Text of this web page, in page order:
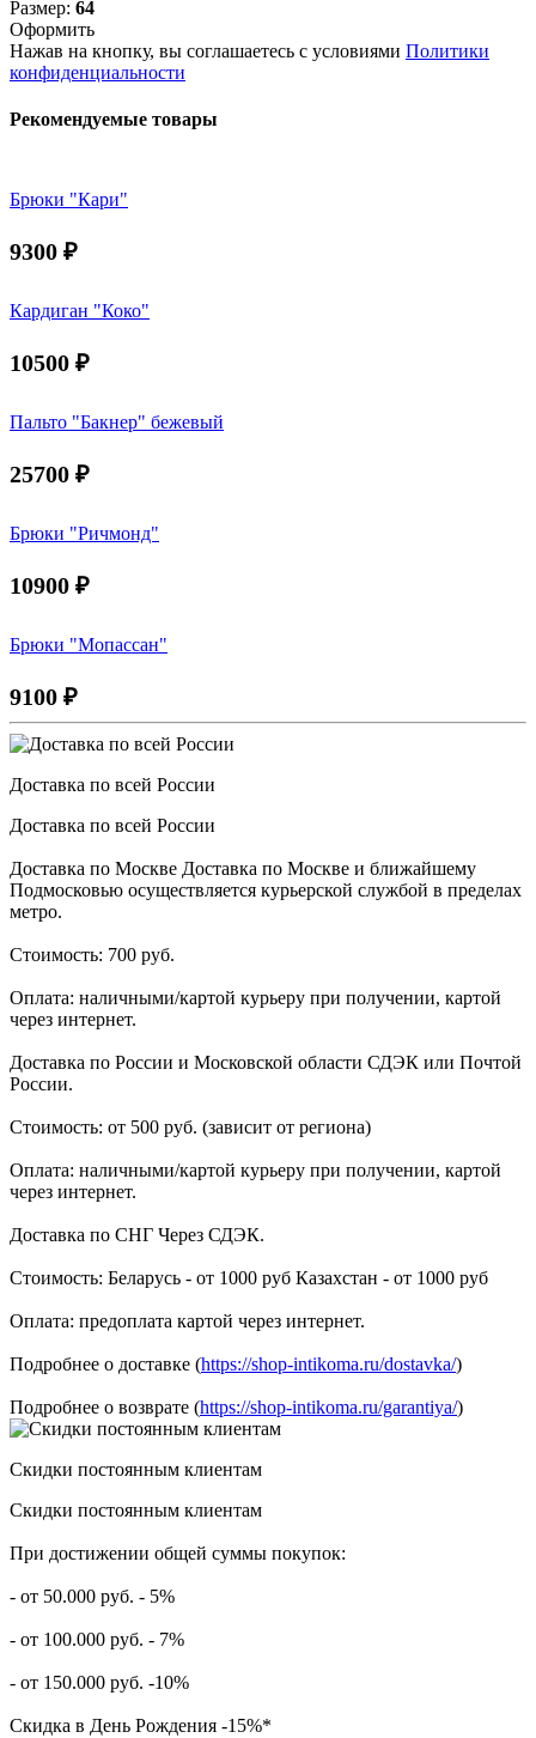
Размер: 64
Оформить
Нажав на кнопку, вы соглашаетесь с условиями Политики
конфиденциальности
Рекомендуемые товары
Брюки "Кари"
9300 ₽
Кардиган "Коко"
10500 ₽
Пальто "Бакнер" бежевый
25700 ₽
Брюки "Ричмонд"
10900 ₽
Брюки "Мопассан"
9100 ₽
Доставка по всей России
Доставка по всей России
Доставка по Москве Доставка по Москве и ближайшему
Подмосковью осуществляется курьерской службой в пределах
метро.
Стоимость: 700 руб.
Оплата: наличными/картой курьеру при получении, картой
через интернет.
Доставка по России и Московской области СДЭК или Почтой
России.
Стоимость: от 500 руб. (зависит от региона)
Оплата: наличными/картой курьеру при получении, картой
через интернет.
Доставка по СНГ Через СДЭК.
Стоимость: Беларусь - от 1000 руб Казахстан - от 1000 руб
Оплата: предоплата картой через интернет.
Подробнее о доставке (https://shop-intikoma.ru/dostavka/)
Подробнее о возврате (https://shop-intikoma.ru/garantiya/)
Скидки постоянным клиентам
Скидки постоянным клиентам
При достижении общей суммы покупок:
- от 50.000 руб. - 5%
- от 100.000 руб. - 7%
- от 150.000 руб. -10%
Скидка в День Рождения -15%*